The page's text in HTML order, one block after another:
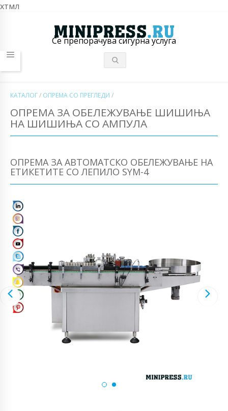
хтмл
Се препорачува сигурна услуга
КАТАЛОГ/ ОПРЕМА СО ПРЕГЛЕДИ /
ОПРЕМА ЗА ОБЕЛЕЖУВАЊЕ ШИШИЊА
НА ШИШИЊА СО АМПУЛА
ОПРЕМА ЗА АВТОМАТСКО ОБЕЛЕЖУВАЊЕ НА
ЕТИКЕТИТЕ СО ЛЕПИЛО SYM-4